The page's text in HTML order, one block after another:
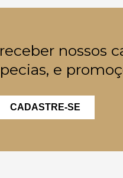
nossos
e
CADASTRE-SE